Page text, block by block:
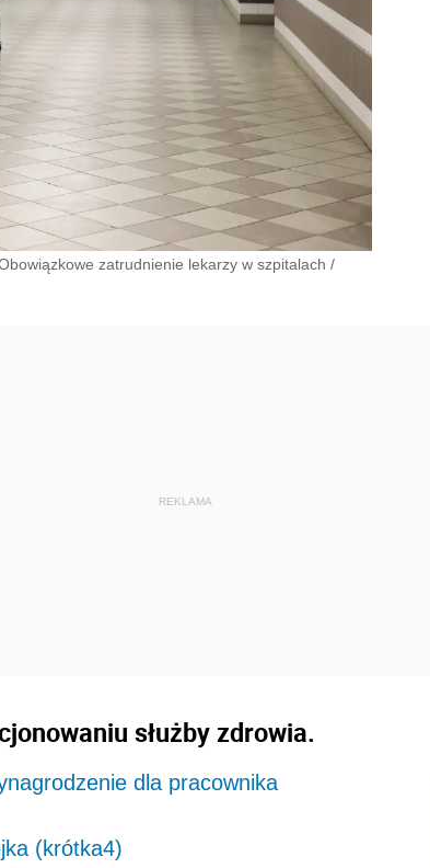
zatrudnienie lekarzy w szpitalach /
służby zdrowia.
dla pracownika
(krótka4)